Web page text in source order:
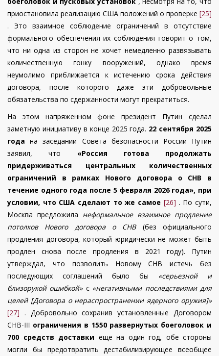
приостановила реализацию США положений о проверке [25]
. Это взаимное соблюдение ограничений в отсутствие
формального обеспечения их соблюдения говорит о том,
что ни одна из сторон не хочет немедленно развязывать
количественную гонку вооружений, однако время
неумолимо приближается к истечению срока действия
договора, после которого даже эти добровольные
обязательства по сдержанности могут прекратиться.
На этом напряженном фоне президент Путин сделал
заметную инициативу в конце 2025 года. 22 сентября 2025
годана заседании Совета безопасности России Путин
заявил, что «Россия готова продолжать
придерживаться центральных количественных
ограничений в рамках Нового договора о СНВ в
течение одного года после 5 февраля 2026 года», при
условии, что США сделают то же самое [26] . По сути,
Москва предложила неформальное взаимное продление
потолков Нового договора о СНВ (без официального
продления договора, который юридически не может быть
продлен снова после продления в 2021 году). Путин
утверждал, что позволить Новому СНВ истечь без
последующих соглашений было бы «серьезной и
близорукой ошибкой» с «негативными последствиями для
целей [Договора о нераспространении ядерного оружия]»
[27] . Добровольно сохранив установленные Договором
СНВ-III ограничения в 1550 развернутых боеголовок и
700 средств доставки еще на один год, обе стороны
могли бы предотвратить дестабилизирующее всеобщее